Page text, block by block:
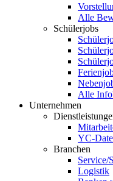
Alle
Schülerjobs
Alle
Unternehmen
YC-
Branchen
Service/
Logistik